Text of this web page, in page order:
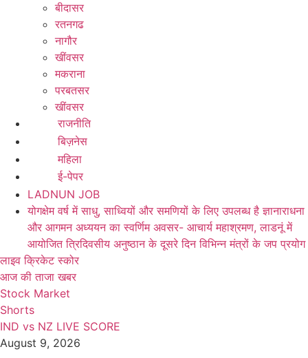
बीदासर
रतनगढ
नागौर
खींवसर
मकराना
परबतसर
खींवसर
राजनीति
बिज़नेस
महिला
ई-पेपर
LADNUN JOB
योगक्षेम वर्ष में साधु, साध्वियों और समणियों के लिए उपलब्ध है ज्ञानाराधना
और आगमन अध्ययन का स्वर्णिम अवसर- आचार्य महाश्रमण, लाडनूं में
आयोजित त्रिदिवसीय अनुष्ठान के दूसरे दिन विभिन्न मंत्रों के जप प्रयोग
लाइव क्रिकेट स्कोर
आज की ताजा खबर
Stock Market
Shorts
IND vs NZ LIVE SCORE
August 9, 2026